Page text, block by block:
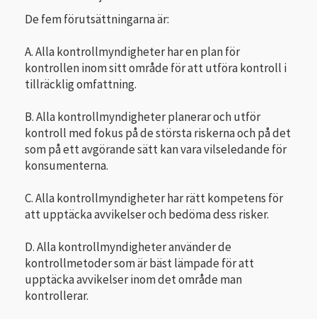
De fem förutsättningarna är:
A. Alla kontrollmyndigheter har en plan för
kontrollen inom sitt område för att utföra kontroll i
tillräcklig omfattning.
B. Alla kontrollmyndigheter planerar och utför
kontroll med fokus på de största riskerna och på det
som på ett avgörande sätt kan vara vilseledande för
konsumenterna.
C. Alla kontrollmyndigheter har rätt kompetens för
att upptäcka avvikelser och bedöma dess risker.
D. Alla kontrollmyndigheter använder de
kontrollmetoder som är bäst lämpade för att
upptäcka avvikelser inom det område man
kontrollerar.